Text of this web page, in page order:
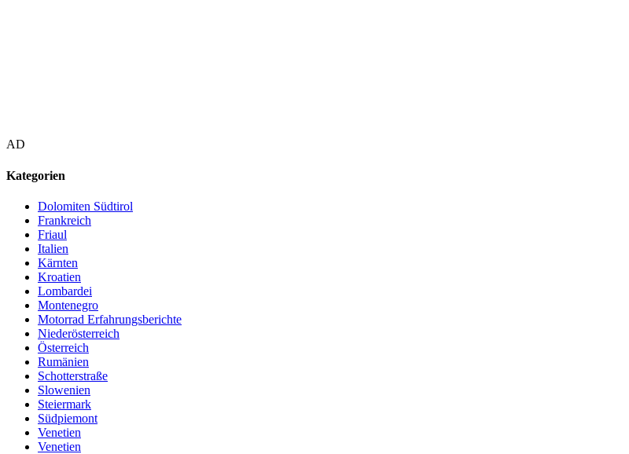
AD
Kategorien
Dolomiten Südtirol
Frankreich
Friaul
Italien
Kärnten
Kroatien
Lombardei
Montenegro
Motorrad Erfahrungsberichte
Niederösterreich
Österreich
Rumänien
Schotterstraße
Slowenien
Steiermark
Südpiemont
Venetien
Venetien